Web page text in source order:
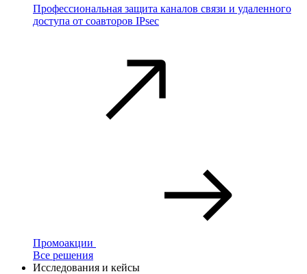
Профессиональная защита каналов связи и удаленного
доступа от соавторов IPsec
Промоакции
Все решения
Исследования и кейсы